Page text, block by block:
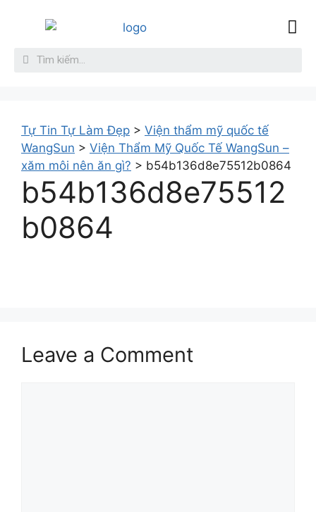
Tự Tin Tự Làm Đẹp > Viện thẩm mỹ quốc tế
WangSun > Viện Thẩm Mỹ Quốc Tế WangSun –
xăm môi nên ăn gì? > b54b136d8e75512b0864
b54b136d8e75512
b0864
Leave a Comment